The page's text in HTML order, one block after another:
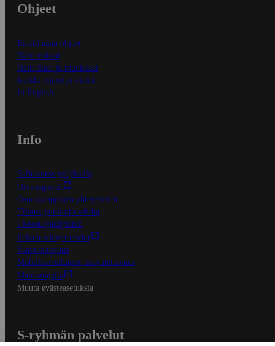
Ohjeet
Ensitilaajan ohjeet
Näin maksat
Näin tilaat ja muokkaat
Kaikki ohjeet ja vinkit
In English
Info
S-Business yrityksille
Oiva-raportit
Osuuskauppojen yhteystiedot
Tilaus- ja toimitusehdot
Tietosuojakäytäntö
Palvelun käyttöehdot
Saavutettavuus
Mobiilisovelluksen saavutettavuus
Mainostajalle
Muuta evästeasetuksia
S-ryhmän palvelut